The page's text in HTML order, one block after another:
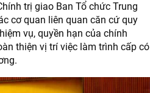
trị giao Ban Tổ chức Trung
cơ quan liên quan căn cứ quy
vụ, quyền hạn của chính
thiện vị trí việc làm trình cấp có